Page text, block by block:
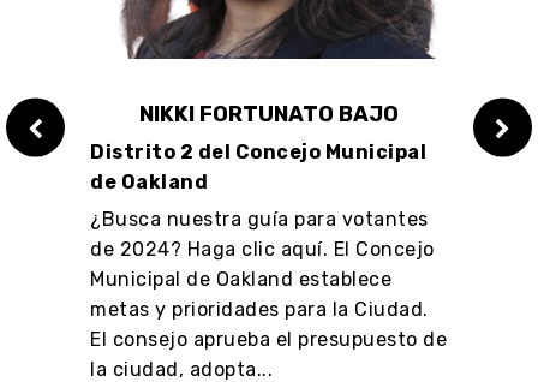
NIKKI FORTUNATO BAJO
Distrito 2 del Concejo Municipal
de Oakland
¿Busca nuestra guía para votantes
de 2024? Haga clic aquí. El Concejo
Municipal de Oakland establece
metas y prioridades para la Ciudad.
El consejo aprueba el presupuesto de
la ciudad, adopta...